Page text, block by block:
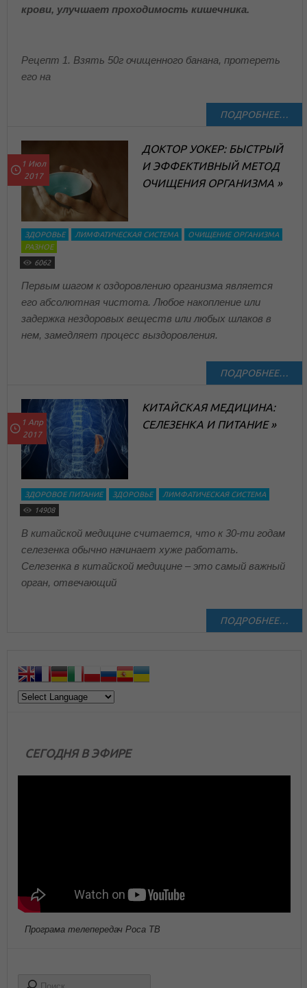
крови, улучшает проходимость кишечника.
Рецепт 1. Взять 50г очищенного банана, протереть
его на
ПОДРОБНЕЕ…
1 Июл
2017
ДОКТОР УОКЕР: БЫСТРЫЙ
И ЭФФЕКТИВНЫЙ МЕТОД
ОЧИЩЕНИЯ ОРГАНИЗМА »
ЗДОРОВЬЕ ЛИМФАТИЧЕСКАЯ СИСТЕМА
ОЧИЩЕНИЕ ОРГАНИЗМА
РАЗНОЕ
6062
Первым шагом к оздоровлению организма является
его абсолютная чистота. Любое накопление или
задержка нездоровых веществ или любых шлаков в
нем, замедляет процесс выздоровления.
ПОДРОБНЕЕ…
1 Апр
2017
КИТАЙСКАЯ МЕДИЦИНА:
СЕЛЕЗЕНКА И ПИТАНИЕ »
ЗДОРОВОЕ ПИТАНИЕ ЗДОРОВЬЕ
ЛИМФАТИЧЕСКАЯ СИСТЕМА
14908
В китайской медицине считается, что к 30-ти годам
селезенка обычно начинает хуже работать.
Селезенка в китайской медицине – это самый важный
орган, отвечающий
ПОДРОБНЕЕ…
СЕГОДНЯ В ЭФИРЕ
Програма телепередач Роса ТВ